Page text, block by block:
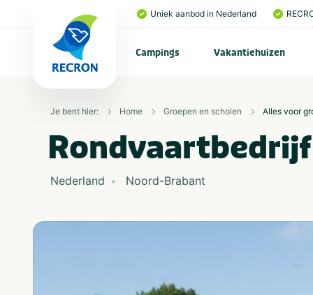
Uniek aanbod in Nederland
Campings Vakantiehuizen
Je bent hier: Home Groepen en scholen Alles voor
Nederland Noord-Brabant